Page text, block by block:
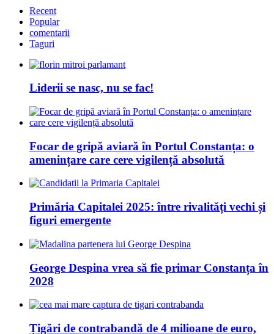
Recent
Popular
comentarii
Taguri
Liderii se nasc, nu se fac!
Focar de gripă aviară în Portul Constanța: o
amenințare care cere vigilență absolută
Primăria Capitalei 2025: între rivalități vechi și
figuri emergente
George Despina vrea să fie primar Constanța în
2028
Țigări de contrabandă de 4 milioane de euro,